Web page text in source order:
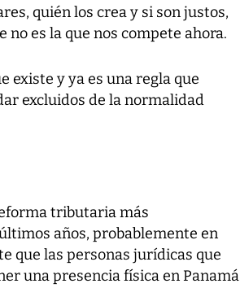
quién los crea y si son justos,
es la que nos compete ahora.
existe y ya es una regla que
excluidos de la normalidad
tributaria más
años, probablemente en
que las personas jurídicas que
una presencia física en Panamá